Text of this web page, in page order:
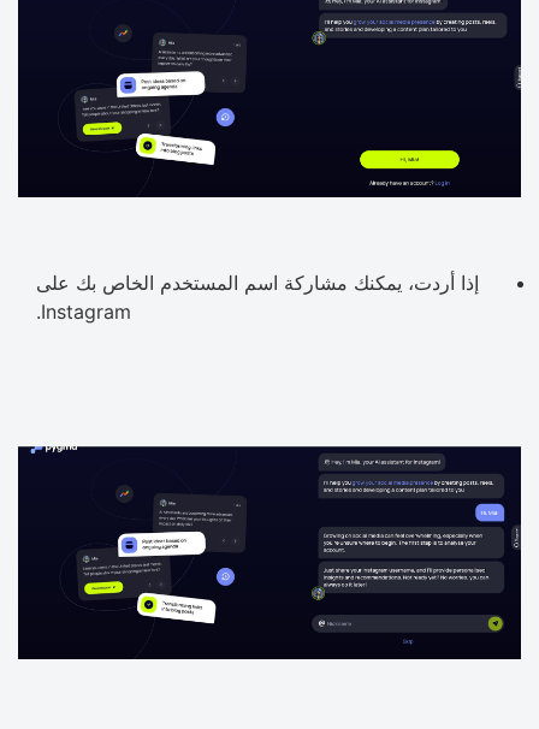
إذا أردت، يمكنك مشاركة اسم المستخدم الخاص بك على
Instagram.